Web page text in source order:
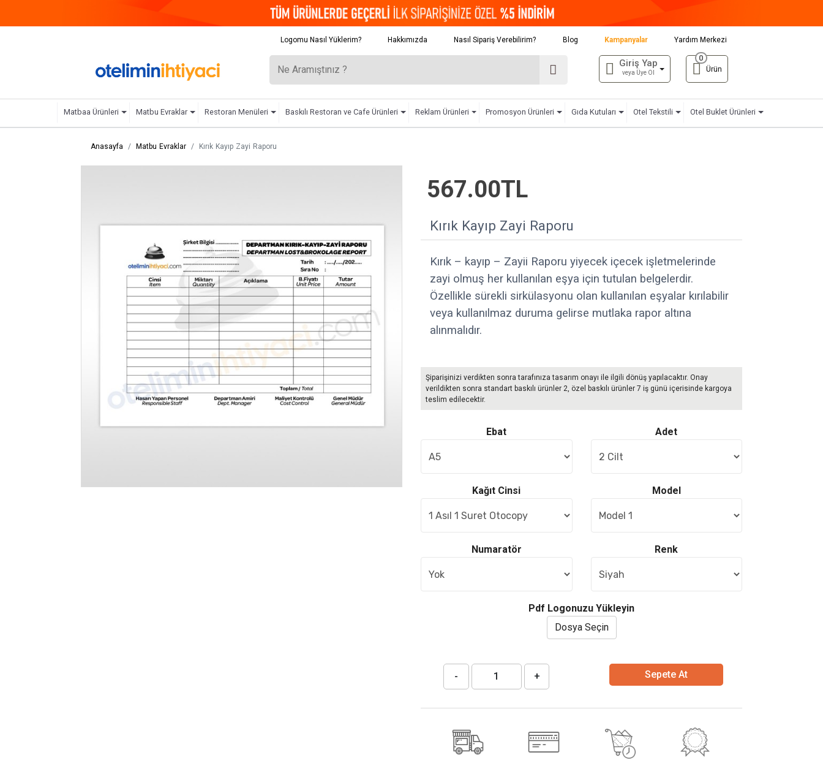
Logomu Nasıl Yüklerim? Hakkımızda Nasıl Sipariş Verebilirim? Blog Kampanyalar Yardım Merkezi
0
Ürün
Giriş Yap
veya Üye Ol
Matbaa Ürünleri Matbu Evraklar Restoran Menüleri Baskılı Restoran ve Cafe Ürünleri Reklam Ürünleri Promosyon Ürünleri Gıda Kutuları Otel Tekstili Otel Buklet Ürünleri
Anasayfa Matbu Evraklar Kırık Kayıp Zayi Raporu
Kırık Kayıp Zayi Raporu
Kırık – kayıp – Zayii Raporu yiyecek içecek işletmelerinde
zayi olmuş her kullanılan eşya için tutulan belgelerdir.
Özellikle sürekli sirkülasyonu olan kullanılan eşyalar kırılabilir
veya kullanılmaz duruma gelirse mutlaka rapor altına
alınmalıdır.
Şiparişinizi verdikten sonra tarafınıza tasarım onayı ile ilgili dönüş yapılacaktır. Onay
verildikten sonra standart baskılı ürünler 2, özel baskılı ürünler 7 iş günü içerisinde kargoya
teslim edilecektir.
567.00TL
Ebat
Kağıt Cinsi
Numaratör
Adet
Model
Renk
Pdf Logonuzu Yükleyin
Dosya Seçin
- + Sepete At